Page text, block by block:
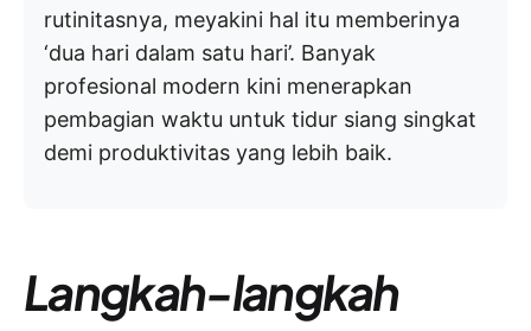
rutinitasnya, meyakini hal itu memberinya
‘dua hari dalam satu hari’. Banyak
profesional modern kini menerapkan
pembagian waktu untuk tidur siang singkat
demi produktivitas yang lebih baik.
Langkah-langkah